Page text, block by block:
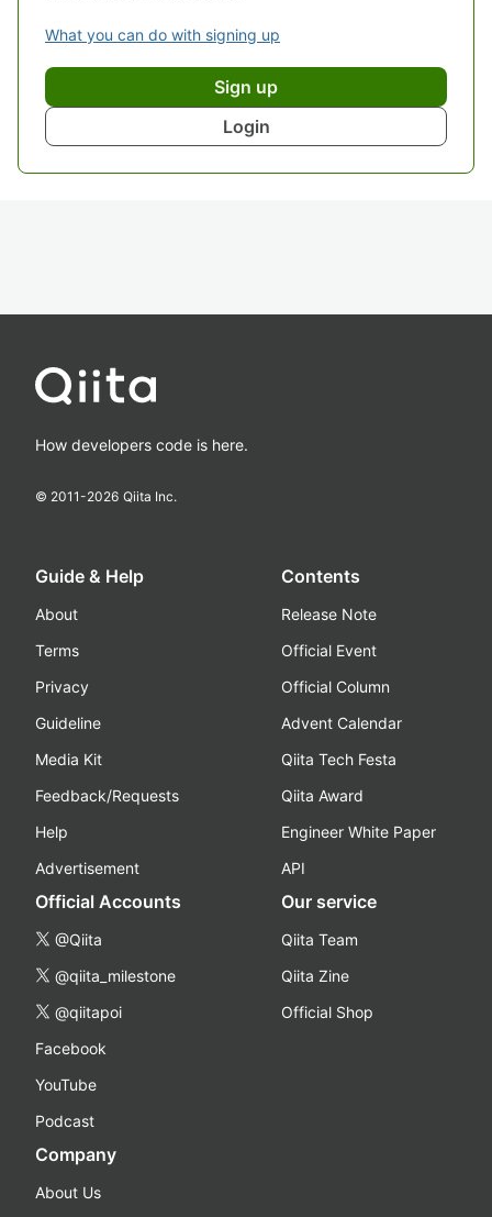
What you can do with signing up
Sign up
Login
How developers code is here.
© 2011-2026 Qiita Inc.
Guide & Help
About
Terms
Privacy
Guideline
Media Kit
Feedback/Requests
Help
Advertisement
Contents
Release Note
Official Event
Official Column
Advent Calendar
Qiita Tech Festa
Qiita Award
Engineer White Paper
API
Official Accounts
@Qiita
@qiita_milestone
@qiitapoi
Facebook
YouTube
Podcast
Our service
Qiita Team
Qiita Zine
Official Shop
Company
About Us